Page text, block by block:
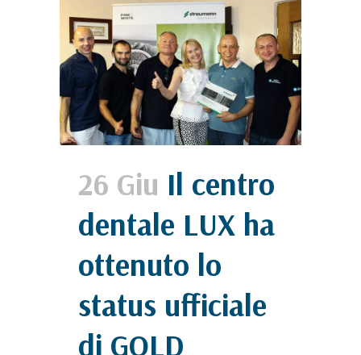
26 Giu Il centro
dentale LUX ha
ottenuto lo
status ufficiale
di GOLD